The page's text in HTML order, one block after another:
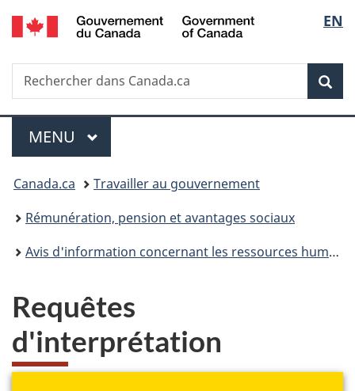
Passer
au
principal
Passer
à
Au
du
Passer
à
version
simplifiée
de
la
EN
Recherche
Rechercher
dans
Menu
MENU PRINCIPAL
Vous
êtes
ici :
Canada.ca
Travailler au gouvernement
Rémunération, pension et avantages sociaux
Avis d'information concernant les ressources humaines
Requêtes
d'interprétation